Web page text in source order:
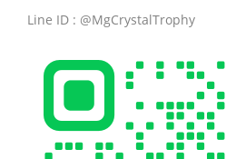
Line ID : @MgCrystalTrophy